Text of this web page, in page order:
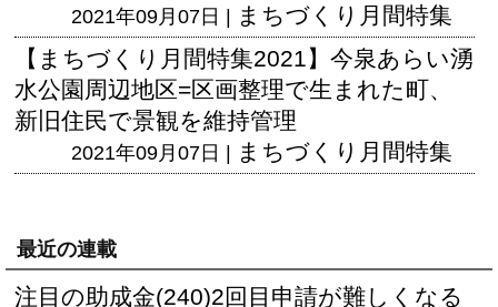
2021年09月07日 | まちづくり月間特集
【まちづくり月間特集2021】今泉あらい湧
水公園周辺地区=区画整理で生まれた町、
新旧住民で景観を維持管理
2021年09月07日 | まちづくり月間特集
最近の連載
注目の助成金(240)2回目申請が難しくなる